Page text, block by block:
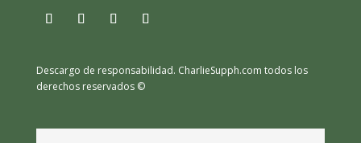
Descargo de responsabilidad. CharlieSupph.com todos los
derechos reservados ©